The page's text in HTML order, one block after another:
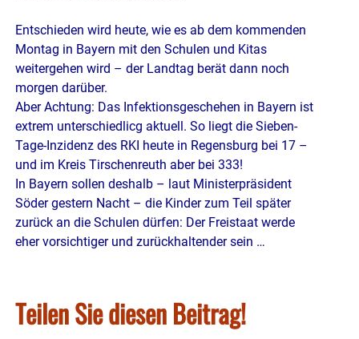
Entschieden wird heute, wie es ab dem kommenden
Montag in Bayern mit den Schulen und Kitas
weitergehen wird – der Landtag berät dann noch
morgen darüber.
Aber Achtung: Das Infektionsgeschehen in Bayern ist
extrem unterschiedlicg aktuell. So liegt die Sieben-
Tage-Inzidenz des RKI heute in Regensburg bei 17 –
und im Kreis Tirschenreuth aber bei 333!
In Bayern sollen deshalb – laut Ministerpräsident
Söder gestern Nacht – die Kinder zum Teil später
zurück an die Schulen dürfen: Der Freistaat werde
eher vorsichtiger und zurückhaltender sein …
Teilen Sie diesen Beitrag!